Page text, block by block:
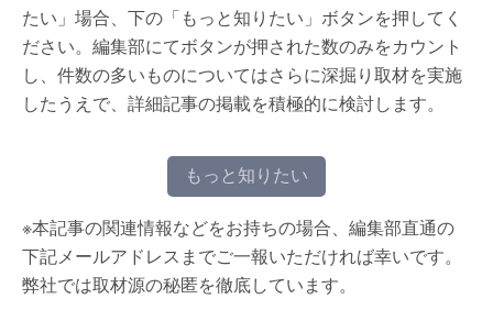
たい」場合、下の「もっと知りたい」ボタンを押してく
ださい。編集部にてボタンが押された数のみをカウント
し、件数の多いものについてはさらに深掘り取材を実施
したうえで、詳細記事の掲載を積極的に検討します。
もっと知りたい
※本記事の関連情報などをお持ちの場合、編集部直通の
下記メールアドレスまでご一報いただければ幸いです。
弊社では取材源の秘匿を徹底しています。